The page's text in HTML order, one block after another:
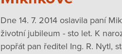
Dne 14. 7. 2014 oslavila paní
životní jubileum - sto let. K
popřát pan ředitel Ing. R. Nytl,